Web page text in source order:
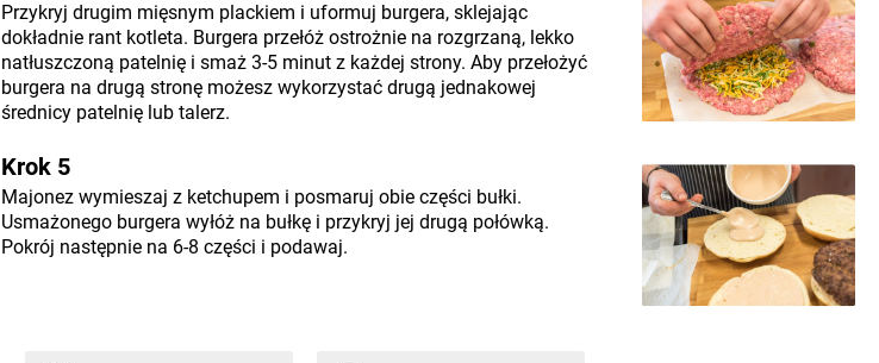
Przykryj drugim mięsnym plackiem i uformuj burgera, sklejając
dokładnie rant kotleta. Burgera przełóż ostrożnie na rozgrzaną, lekko
natłuszczoną patelnię i smaż 3-5 minut z każdej strony. Aby przełożyć
burgera na drugą stronę możesz wykorzystać drugą jednakowej
średnicy patelnię lub talerz.
Krok 5
Majonez wymieszaj z ketchupem i posmaruj obie części bułki.
Usmażonego burgera wyłóż na bułkę i przykryj jej drugą połówką.
Pokrój następnie na 6-8 części i podawaj.